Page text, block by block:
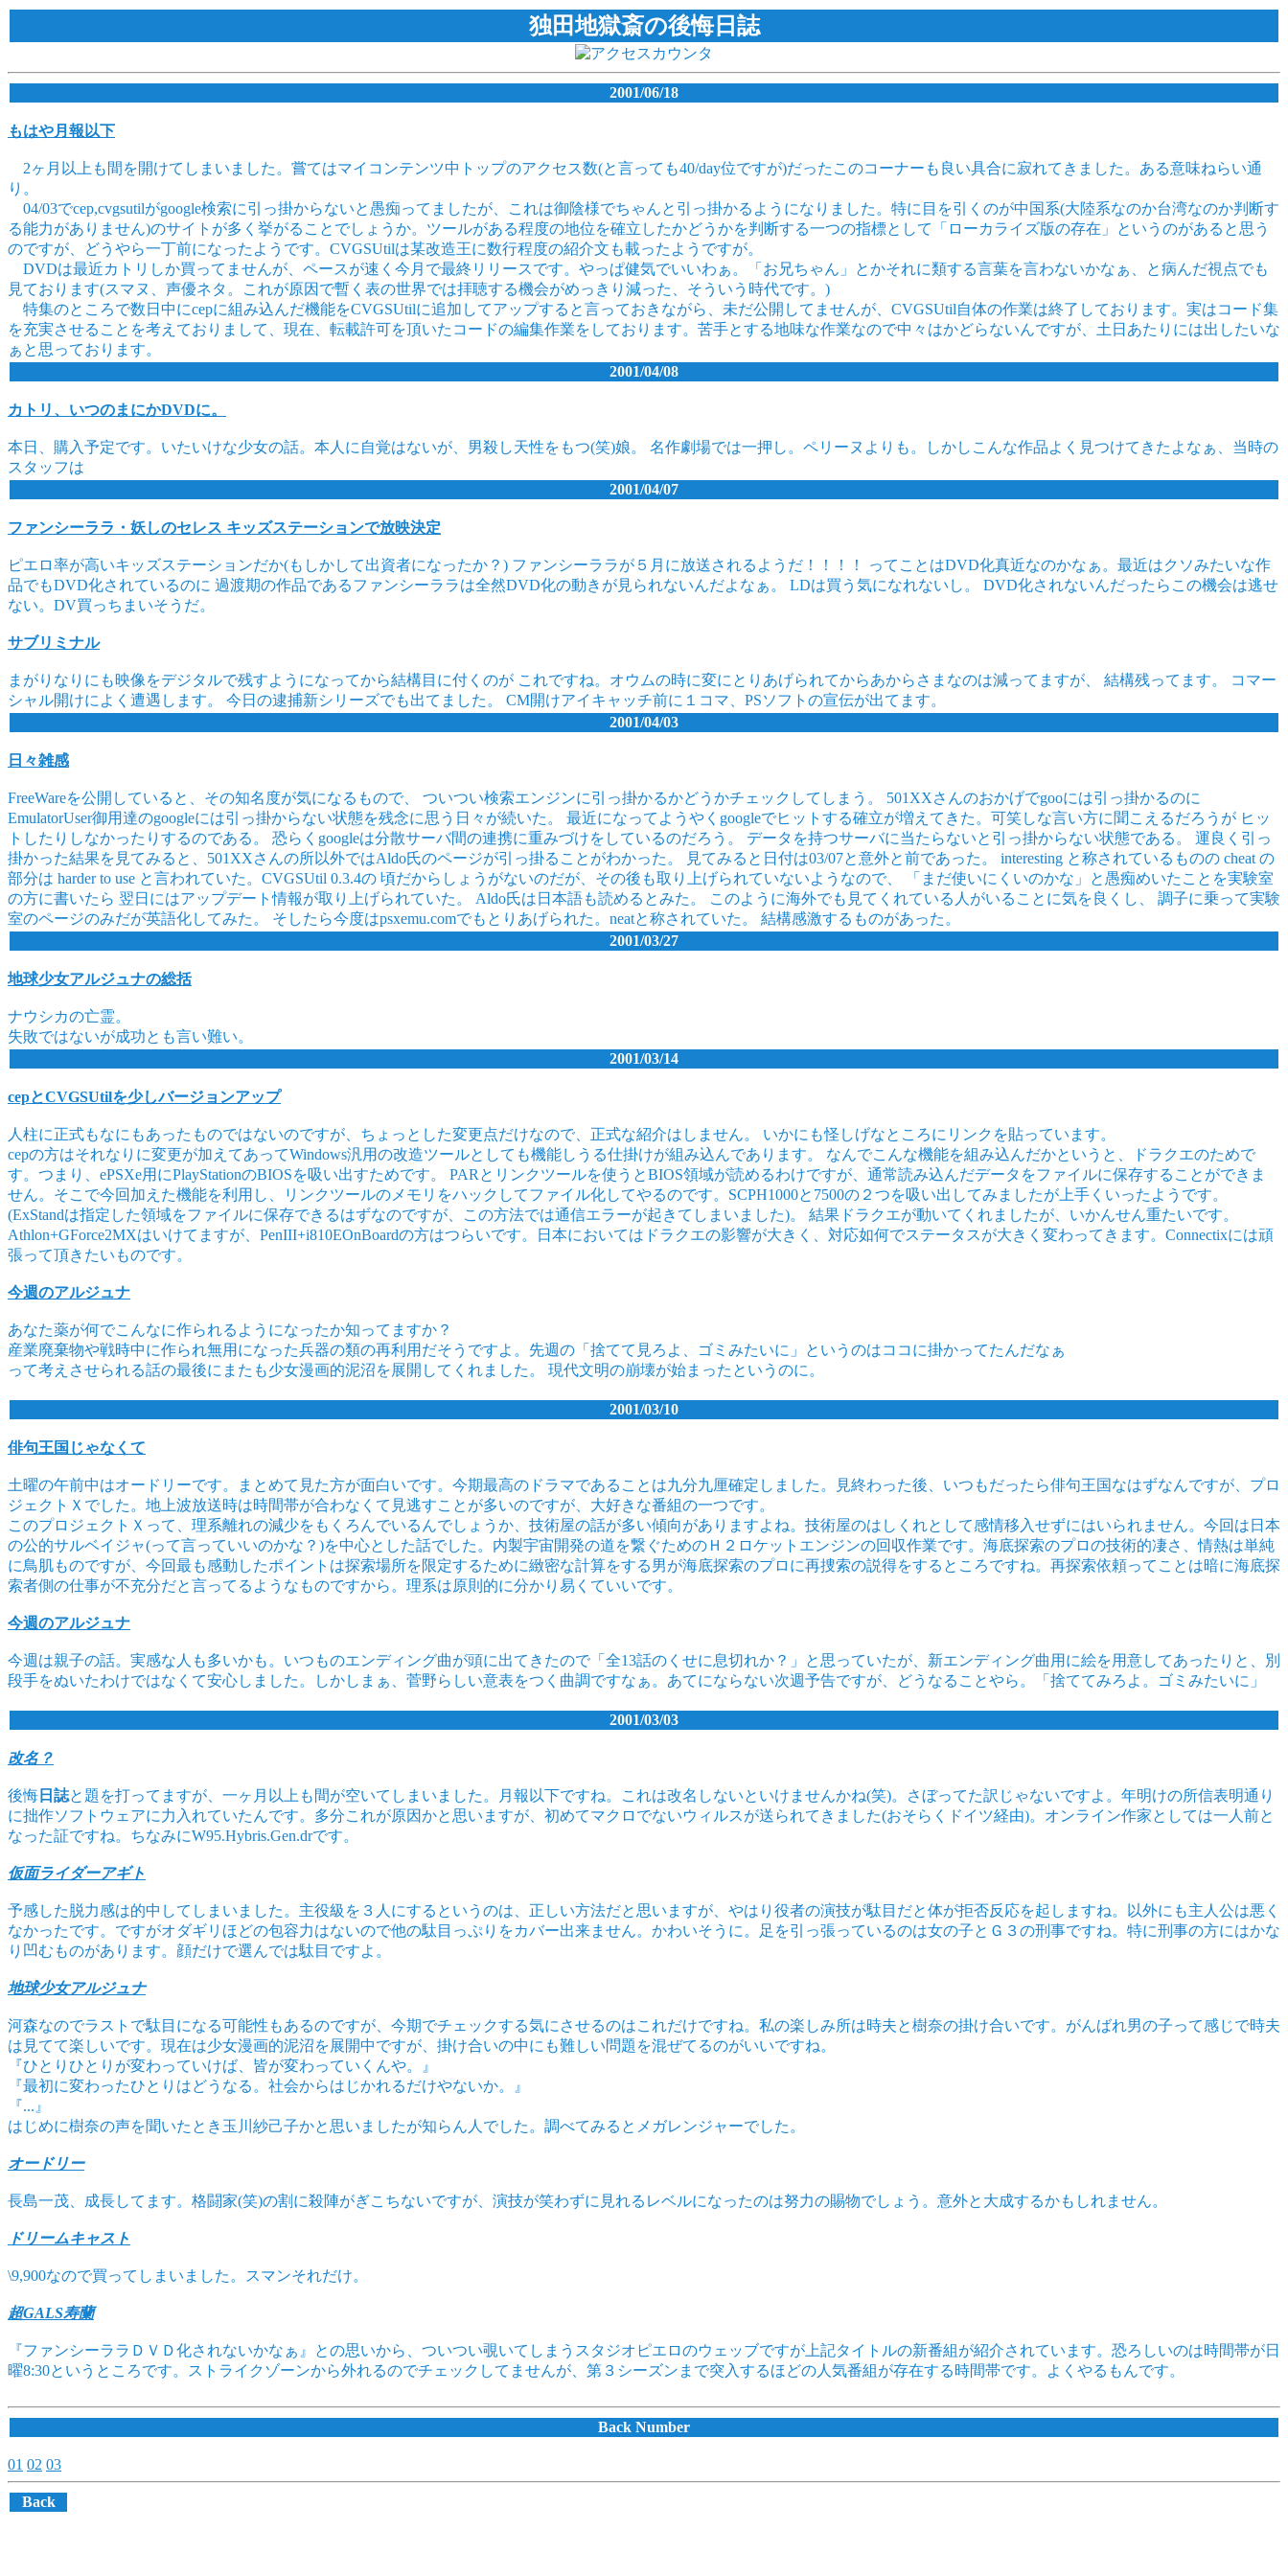
独田地獄斎の後悔日誌
2001/06/18
もはや月報以下
2ヶ月以上も間を開けてしまいました。嘗てはマイコンテンツ中トップのアクセス数(と言っても40/day位ですが)だったこのコーナーも良い具合に寂れてきました。ある意味ねらい通
り。
04/03でcep,cvgsutilがgoogle検索に引っ掛からないと愚痴ってましたが、これは御陰様でちゃんと引っ掛かるようになりました。特に目を引くのが中国系(大陸系なのか台湾なのか判断す
る能力がありません)のサイトが多く挙がることでしょうか。ツールがある程度の地位を確立したかどうかを判断する一つの指標として「ローカライズ版の存在」というのがあると思う
のですが、どうやら一丁前になったようです。CVGSUtilは某改造王に数行程度の紹介文も載ったようですが。
DVDは最近カトリしか買ってませんが、ペースが速く今月で最終リリースです。やっぱ健気でいいわぁ。「お兄ちゃん」とかそれに類する言葉を言わないかなぁ、と病んだ視点でも
見ております(スマヌ、声優ネタ。これが原因で暫く表の世界では拝聴する機会がめっきり減った、そういう時代です。)
特集のところで数日中にcepに組み込んだ機能をCVGSUtilに追加してアップすると言っておきながら、未だ公開してませんが、CVGSUtil自体の作業は終了しております。実はコード集
を充実させることを考えておりまして、現在、転載許可を頂いたコードの編集作業をしております。苦手とする地味な作業なので中々はかどらないんですが、土日あたりには出したいな
ぁと思っております。
2001/04/08
カトリ、いつのまにかDVDに。
本日、購入予定です。いたいけな少女の話。本人に自覚はないが、男殺し天性をもつ(笑)娘。 名作劇場では一押し。ペリーヌよりも。しかしこんな作品よく見つけてきたよなぁ、当時の
スタッフは
2001/04/07
ファンシーララ・妖しのセレス キッズステーションで放映決定
ピエロ率が高いキッズステーションだか(もしかして出資者になったか？) ファンシーララが５月に放送されるようだ！！！！ ってことはDVD化真近なのかなぁ。最近はクソみたいな作
品でもDVD化されているのに 過渡期の作品であるファンシーララは全然DVD化の動きが見られないんだよなぁ。 LDは買う気になれないし。 DVD化されないんだったらこの機会は逃せ
ない。DV買っちまいそうだ。
サブリミナル
まがりなりにも映像をデジタルで残すようになってから結構目に付くのが これですね。オウムの時に変にとりあげられてからあからさまなのは減ってますが、 結構残ってます。 コマー
シャル開けによく遭遇します。 今日の逮捕新シリーズでも出てました。 CM開けアイキャッチ前に１コマ、PSソフトの宣伝が出てます。
2001/04/03
日々雑感
FreeWareを公開していると、その知名度が気になるもので、 ついつい検索エンジンに引っ掛かるかどうかチェックしてしまう。 501XXさんのおかげでgooには引っ掛かるのに
EmulatorUser御用達のgoogleには引っ掛からない状態を残念に思う日々が続いた。 最近になってようやくgoogleでヒットする確立が増えてきた。可笑しな言い方に聞こえるだろうが ヒッ
トしたりしなかったりするのである。 恐らくgoogleは分散サーバ間の連携に重みづけをしているのだろう。 データを持つサーバに当たらないと引っ掛からない状態である。 運良く引っ
掛かった結果を見てみると、501XXさんの所以外ではAldo氏のページが引っ掛ることがわかった。 見てみると日付は03/07と意外と前であった。 interesting と称されているものの cheat の
部分は harder to use と言われていた。CVGSUtil 0.3.4の 頃だからしょうがないのだが、その後も取り上げられていないようなので、 「まだ使いにくいのかな」と愚痴めいたことを実験室
の方に書いたら 翌日にはアップデート情報が取り上げられていた。 Aldo氏は日本語も読めるとみた。 このように海外でも見てくれている人がいることに気を良くし、 調子に乗って実験
室のページのみだが英語化してみた。 そしたら今度はpsxemu.comでもとりあげられた。neatと称されていた。 結構感激するものがあった。
2001/03/27
地球少女アルジュナの総括
ナウシカの亡霊。
失敗ではないが成功とも言い難い。
2001/03/14
cepとCVGSUtilを少しバージョンアップ
人柱に正式もなにもあったものではないのですが、ちょっとした変更点だけなので、正式な紹介はしません。 いかにも怪しげなところにリンクを貼っています。
cepの方はそれなりに変更が加えてあってWindows汎用の改造ツールとしても機能しうる仕掛けが組み込んであります。 なんでこんな機能を組み込んだかというと、ドラクエのためで
す。つまり、ePSXe用にPlayStationのBIOSを吸い出すためです。 PARとリンクツールを使うとBIOS領域が読めるわけですが、通常読み込んだデータをファイルに保存することができま
せん。そこで今回加えた機能を利用し、リンクツールのメモリをハックしてファイル化してやるのです。SCPH1000と7500の２つを吸い出してみましたが上手くいったようです。
(ExStandは指定した領域をファイルに保存できるはずなのですが、この方法では通信エラーが起きてしまいました)。 結果ドラクエが動いてくれましたが、いかんせん重たいです。
Athlon+GForce2MXはいけてますが、PenIII+i810EOnBoardの方はつらいです。日本においてはドラクエの影響が大きく、対応如何でステータスが大きく変わってきます。Connectixには頑
張って頂きたいものです。
今週のアルジュナ
あなた薬が何でこんなに作られるようになったか知ってますか？
産業廃棄物や戦時中に作られ無用になった兵器の類の再利用だそうですよ。先週の「捨てて見ろよ、ゴミみたいに」というのはココに掛かってたんだなぁ
って考えさせられる話の最後にまたも少女漫画的泥沼を展開してくれました。 現代文明の崩壊が始まったというのに。
2001/03/10
俳句王国じゃなくて
土曜の午前中はオードリーです。まとめて見た方が面白いです。今期最高のドラマであることは九分九厘確定しました。見終わった後、いつもだったら俳句王国なはずなんですが、プロ
ジェクトＸでした。地上波放送時は時間帯が合わなくて見逃すことが多いのですが、大好きな番組の一つです。
このプロジェクトＸって、理系離れの減少をもくろんでいるんでしょうか、技術屋の話が多い傾向がありますよね。技術屋のはしくれとして感情移入せずにはいられません。今回は日本
の公的サルベイジャ(って言っていいのかな？)を中心とした話でした。内製宇宙開発の道を繋ぐためのＨ２ロケットエンジンの回収作業です。海底探索のプロの技術的凄さ、情熱は単純
に鳥肌ものですが、今回最も感動したポイントは探索場所を限定するために緻密な計算をする男が海底探索のプロに再捜索の説得をするところですね。再探索依頼ってことは暗に海底探
索者側の仕事が不充分だと言ってるようなものですから。理系は原則的に分かり易くていいです。
今週のアルジュナ
今週は親子の話。実感な人も多いかも。いつものエンディング曲が頭に出てきたので「全13話のくせに息切れか？」と思っていたが、新エンディング曲用に絵を用意してあったりと、別
段手をぬいたわけではなくて安心しました。しかしまぁ、菅野らしい意表をつく曲調ですなぁ。あてにならない次週予告ですが、どうなることやら。「捨ててみろよ。ゴミみたいに」
2001/03/03
改名？
後悔 日誌と題を打ってますが、一ヶ月以上も間が空いてしまいました。月報以下ですね。これは改名しないといけませんかね(笑)。さぼってた訳じゃないですよ。年明けの所信表明通り
に拙作ソフトウェアに力入れていたんです。多分これが原因かと思いますが、初めてマクロでないウィルスが送られてきました(おそらくドイツ経由)。オンライン作家としては一人前と
なった証ですね。ちなみにW95.Hybris.Gen.drです。
仮面ライダーアギト
予感した脱力感は的中してしまいました。主役級を３人にするというのは、正しい方法だと思いますが、やはり役者の演技が駄目だと体が拒否反応を起しますね。以外にも主人公は悪く
なかったです。ですがオダギリほどの包容力はないので他の駄目っぷりをカバー出来ません。かわいそうに。足を引っ張っているのは女の子とＧ３の刑事ですね。特に刑事の方にはかな
り凹むものがあります。顔だけで選んでは駄目ですよ。
地球少女アルジュナ
河森なのでラストで駄目になる可能性もあるのですが、今期でチェックする気にさせるのはこれだけですね。私の楽しみ所は時夫と樹奈の掛け合いです。がんばれ男の子って感じで時夫
は見てて楽しいです。現在は少女漫画的泥沼を展開中ですが、掛け合いの中にも難しい問題を混ぜてるのがいいですね。
『ひとりひとりが変わっていけば、皆が変わっていくんや。』
『最初に変わったひとりはどうなる。社会からはじかれるだけやないか。』
『...』
はじめに樹奈の声を聞いたとき玉川紗己子かと思いましたが知らん人でした。調べてみるとメガレンジャーでした。
オードリー
長島一茂、成長してます。格闘家(笑)の割に殺陣がぎこちないですが、演技が笑わずに見れるレベルになったのは努力の賜物でしょう。意外と大成するかもしれません。
ドリームキャスト
\9,900なので買ってしまいました。スマンそれだけ。
超GALS寿蘭
『ファンシーララＤＶＤ化されないかなぁ』との思いから、ついつい覗いてしまうスタジオピエロのウェッブですが上記タイトルの新番組が紹介されています。恐ろしいのは時間帯が日
曜8:30というところです。ストライクゾーンから外れるのでチェックしてませんが、第３シーズンまで突入するほどの人気番組が存在する時間帯です。よくやるもんです。
Back Number
01 02 03
Back